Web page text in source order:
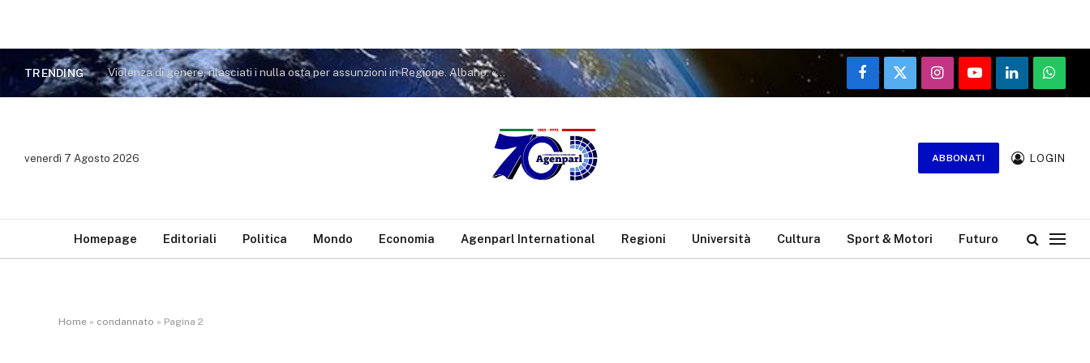
TRENDING Violenza di genere, rilasciati i nulla osta per assunzioni in Regione. Albano: «Impegno mantenuto, siamo vicini alle vittime»
Facebook
X
(Twitter)
InstagramYouTubeLinkedIn
venerdì 7 Agosto 2026 ABBONATI LOGIN
Homepage Editoriali Politica Mondo Economia Agenparl International Regioni Università Cultura Sport & Motori Futuro
Home » condannato » Pagina 2